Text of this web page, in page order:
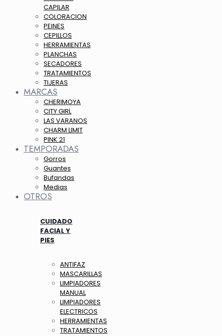
CAPILAR
COLORACION
PEINES
CEPILLOS
HERRAMIENTAS
PLANCHAS
SECADORES
TRATAMIENTOS
TIJERAS
MARCAS
CHERIMOYA
CITY GIRL
LAS VARANOS
CHARM LIMIT
PINK 21
TEMPORADAS
Gorros
Guantes
Bufandas
Medias
OTROS
CUIDADO
FACIAL Y
PIES
ANTIFAZ
MASCARILLAS
LIMPIADORES
MANUAL
LIMPIADORES
ELECTRICOS
HERRAMIENTAS
TRATAMIENTOS